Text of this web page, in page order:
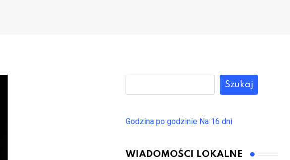
Szukaj
Godzina po godzinie Na 16 dni
WIADOMOŚCI LOKALNE